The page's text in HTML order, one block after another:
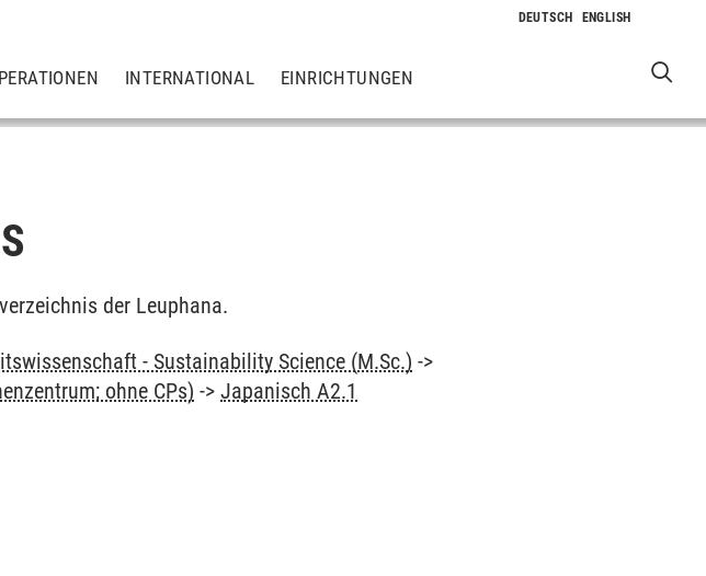
INTERNATIONAL EINRICHTUNGEN
der Leuphana.
- Sustainability Science (M.Sc.) ->
ohne CPs) ->Japanisch A2.1